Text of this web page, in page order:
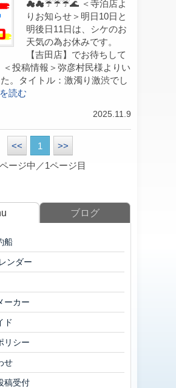
☁☁☔☔☔🌊 ＜寺泊店よ
りお知らせ＞明日10日と
明後日11日は、シケのお
天気の為お休みです。
【吉田店】でお待ちして
＜投稿情報＞弥彦村民様よりい
。タイトル：激濁り激渋でし
読む
2025.11.9
<< 1
>>
ージ中／1ページ目
ブログ
船
ンダー
ーカー
ド
リシー
せ
稿受付